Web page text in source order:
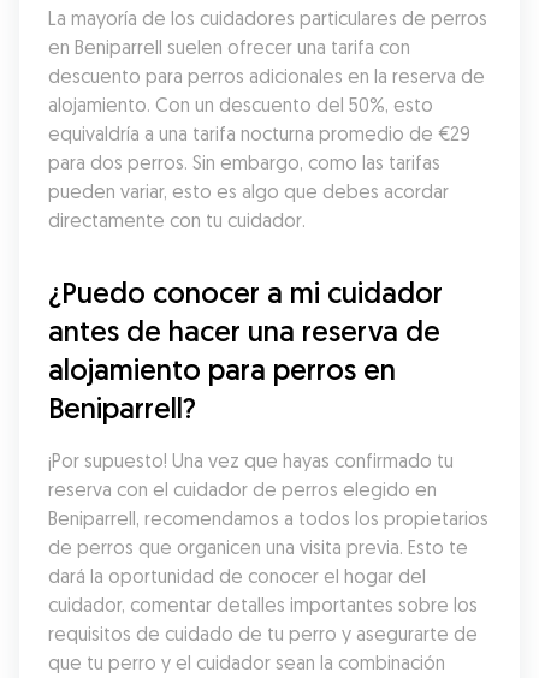
La mayoría de los cuidadores particulares de perros
en Beniparrell suelen ofrecer una tarifa con
descuento para perros adicionales en la reserva de
alojamiento. Con un descuento del 50%, esto
equivaldría a una tarifa nocturna promedio de €29
para dos perros. Sin embargo, como las tarifas
pueden variar, esto es algo que debes acordar
directamente con tu cuidador.
¿Puedo conocer a mi cuidador
antes de hacer una reserva de
alojamiento para perros en
Beniparrell?
¡Por supuesto! Una vez que hayas confirmado tu
reserva con el cuidador de perros elegido en
Beniparrell, recomendamos a todos los propietarios
de perros que organicen una visita previa. Esto te
dará la oportunidad de conocer el hogar del
cuidador, comentar detalles importantes sobre los
requisitos de cuidado de tu perro y asegurarte de
que tu perro y el cuidador sean la combinación